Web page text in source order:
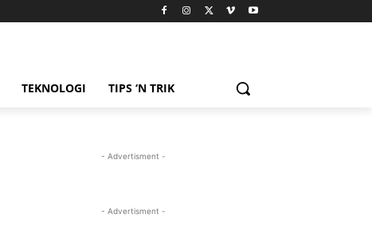
TEKNOLOGI TIPS ‘N TRIK
- Advertisment -
- Advertisment -